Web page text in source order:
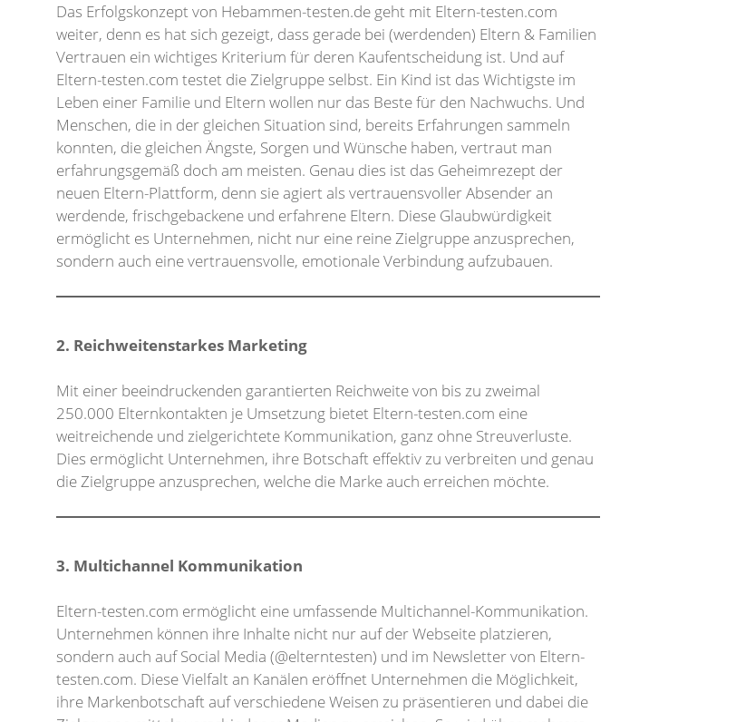
Das Erfolgskonzept von Hebammen-testen.de geht mit Eltern-testen.com
weiter, denn es hat sich gezeigt, dass gerade bei (werdenden) Eltern & Familien
Vertrauen ein wichtiges Kriterium für deren Kaufentscheidung ist. Und auf
Eltern-testen.com testet die Zielgruppe selbst. Ein Kind ist das Wichtigste im
Leben einer Familie und Eltern wollen nur das Beste für den Nachwuchs. Und
Menschen, die in der gleichen Situation sind, bereits Erfahrungen sammeln
konnten, die gleichen Ängste, Sorgen und Wünsche haben, vertraut man
erfahrungsgemäß doch am meisten. Genau dies ist das Geheimrezept der
neuen Eltern-Plattform, denn sie agiert als vertrauensvoller Absender an
werdende, frischgebackene und erfahrene Eltern. Diese Glaubwürdigkeit
ermöglicht es Unternehmen, nicht nur eine reine Zielgruppe anzusprechen,
sondern auch eine vertrauensvolle, emotionale Verbindung aufzubauen.
2. Reichweitenstarkes Marketing
Mit einer beeindruckenden garantierten Reichweite von bis zu zweimal
250.000 Elternkontakten je Umsetzung bietet Eltern-testen.com eine
weitreichende und zielgerichtete Kommunikation, ganz ohne Streuverluste.
Dies ermöglicht Unternehmen, ihre Botschaft effektiv zu verbreiten und genau
die Zielgruppe anzusprechen, welche die Marke auch erreichen möchte.
3. Multichannel Kommunikation
Eltern-testen.com ermöglicht eine umfassende Multichannel-Kommunikation.
Unternehmen können ihre Inhalte nicht nur auf der Webseite platzieren,
sondern auch auf Social Media (@elterntesten) und im Newsletter von Eltern-
testen.com. Diese Vielfalt an Kanälen eröffnet Unternehmen die Möglichkeit,
ihre Markenbotschaft auf verschiedene Weisen zu präsentieren und dabei die